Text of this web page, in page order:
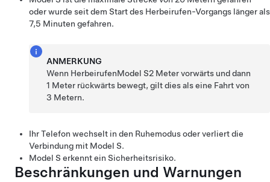
oder wurde seit dem Start des Herbeirufen-Vorgangs länger als
7,5 Minuten gefahren.
ANMERKUNG
Wenn HerbeirufenModel S2 Metervorwärts und dann
1 Meter rückwärts bewegt, gilt dies als eine Fahrt von
3 Metern.
Ihr Telefon wechselt in den Ruhemodus oder verliert die
Verbindung mit Model S.
Model S erkennt ein Sicherheitsrisiko.
Beschränkungen und Warnungen